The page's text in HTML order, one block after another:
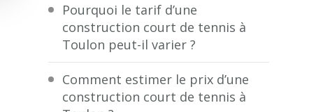
Pourquoi le tarif d’une
construction court de tennis à
Toulon peut-il varier ?
Comment estimer le prix d’une
construction court de tennis à